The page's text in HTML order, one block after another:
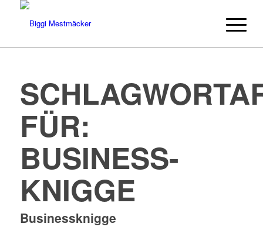
FÜR:
BUSINESS-
KNIGGE
Businessknigge